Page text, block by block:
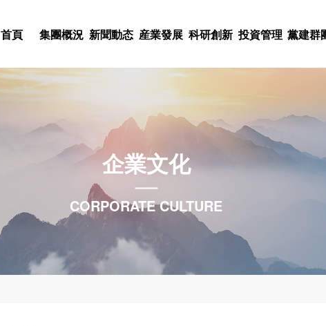
首頁 集團概況
集團簡介
組織架構
集團戰略
聯系我們
在線留言
集團概況
开云体育是國有獨資的科技型集團
10月，注冊資本9億元，資産規模約
股、參股企業14家。
新聞動态
集團新聞
委廳新聞
行業新聞
科技動态
疫情防控
新聞動态
熱烈祝賀派瑞公司陸劍秋同志榮獲 “
産業發展
産業概況
建築勘察與設計
特種材料應用
科技咨詢服務
産業動态
産業發展
集團公司堅持以市場需求為導向，
為依托，布局多元産業，塑造核心
科研創新
科研概況
科研項目
科創動态
科研創新
集團公司緊緊圍繞創新驅動發展戰
索科研創新新模式，推進科技成果
投資管理
科技股權投入
陝西科控投資管理有
金管理有限公司
投資動态 投資管理
集團公司堅持以資本助力科技産業
果轉化孵化平台和中小企業融資平
創新商業模式的科技型企業提供融資
黨建群
黨史學習教育
黨建工作
中心組學習
黨紀法規
工會工作
黨建群團
集團公司把黨群工作放在集團工作
作與集團生産經營相融合，發揮黨
展、凝聚人心、回報社會等各個方的
文化理念
集團風采
文化活動
企業文化
集團公司高度重視企業文化這一軟
以“創新、高效、實幹”為核心價值觀
企業集團”為集團願景的企業文化。
人才理念
人才招聘
人力資源
我們将人力資源視為集團的第一資
團的核心競争力，是集團的發展之
舞台和充分發揮才華的機會。
企業文化
CORPORATE CULTURE